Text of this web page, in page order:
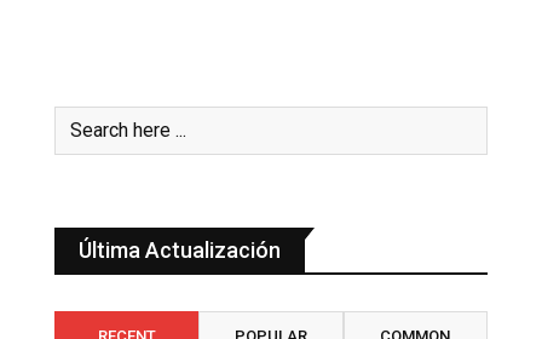
Última Actualización